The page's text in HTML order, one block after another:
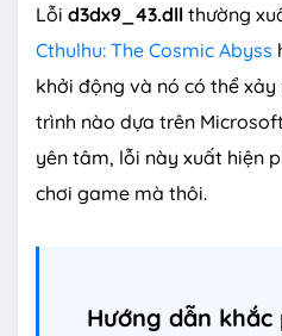
Lỗi d3dx9_43.dll thường
Cthulhu: The Cosmic Abyss
khởi động và nó có thể
trình nào dựa trên
yên tâm, lỗi này xuất hiện
chơi game mà thôi.
Hướng dẫn khắc